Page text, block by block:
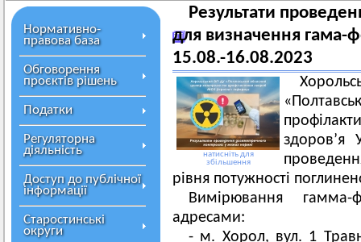
Нормативно-
правова база
Обговорення
проєктів рішень
Податки
Регуляторна
діяльність
Доступ до публічної
інформації
Старостинські
округи
Результати
для визначення гама-
15.08.-16.08.2023
натисніть для
збільшення
здоров’я
рівня потужності
Вимірювання
адресами:
- м. Хорол, вул. 1